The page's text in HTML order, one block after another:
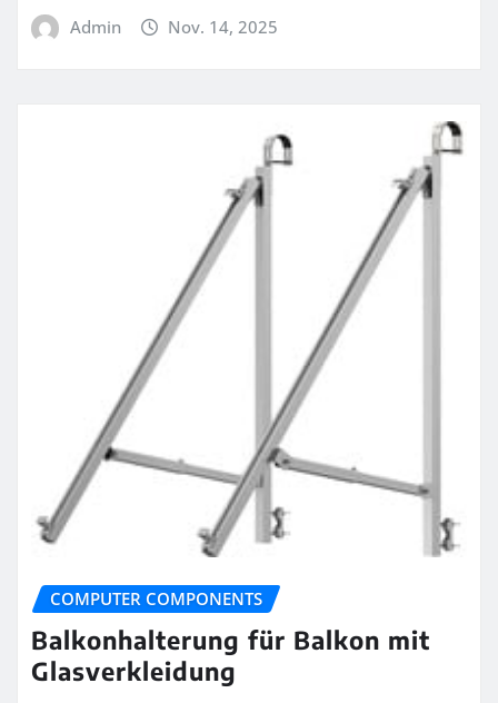
Admin Nov. 14, 2025
COMPUTER COMPONENTS
Balkonhalterung für Balkon mit
Glasverkleidung